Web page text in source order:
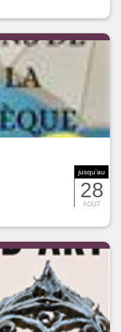
jusqu'au
28
AOUT